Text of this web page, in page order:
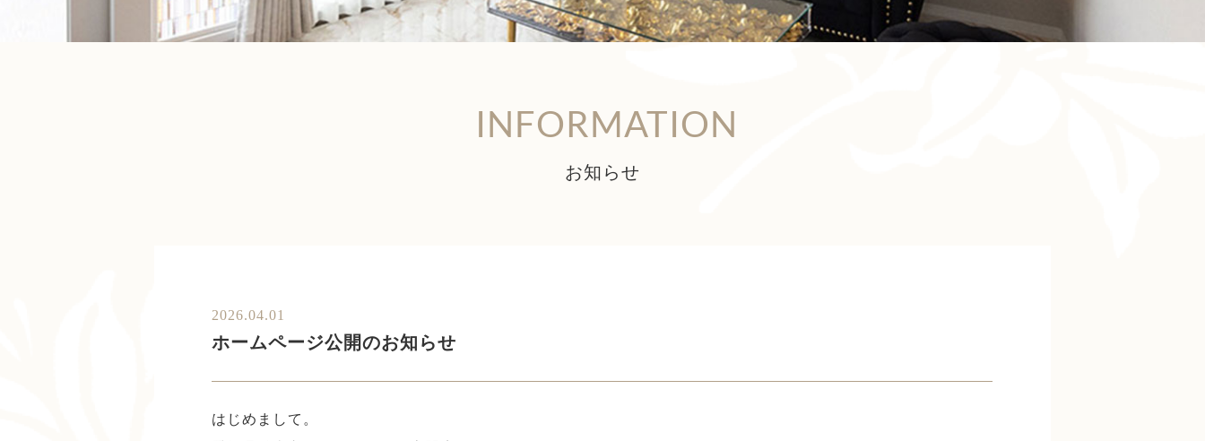
INFORMATION
お知らせ
2026.04.01
ホームページ公開のお知らせ
はじめまして。